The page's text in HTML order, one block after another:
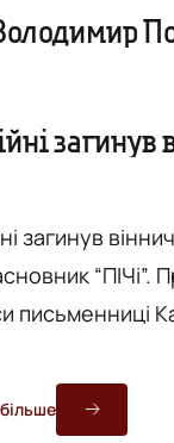
загинув
Про це повідомляє Вежа з посиланням на
письменниці
діячів